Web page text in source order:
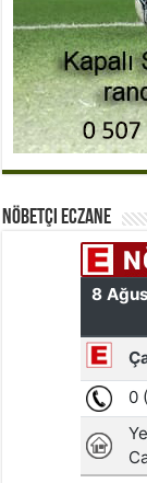
Nöbetçi Eczane